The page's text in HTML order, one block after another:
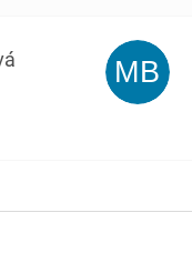
je 5 z 5 hviezdičiek.
MB